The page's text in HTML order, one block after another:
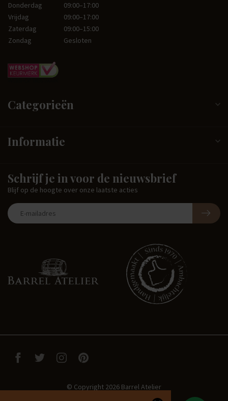
Donderdag
09:00–17:00
Vrijdag
09:00–17:00
Zaterdag
09:00–15:00
Zondag
Gesloten
Categorieën
Informatie
Schrijf je in voor de nieuwsbrief
Blijf op de hoogte over onze laatste acties
© Copyright 2026 Barrel Atelier